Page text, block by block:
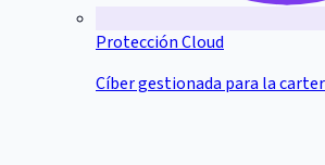
Protección Cloud
Cíber gestionada para la